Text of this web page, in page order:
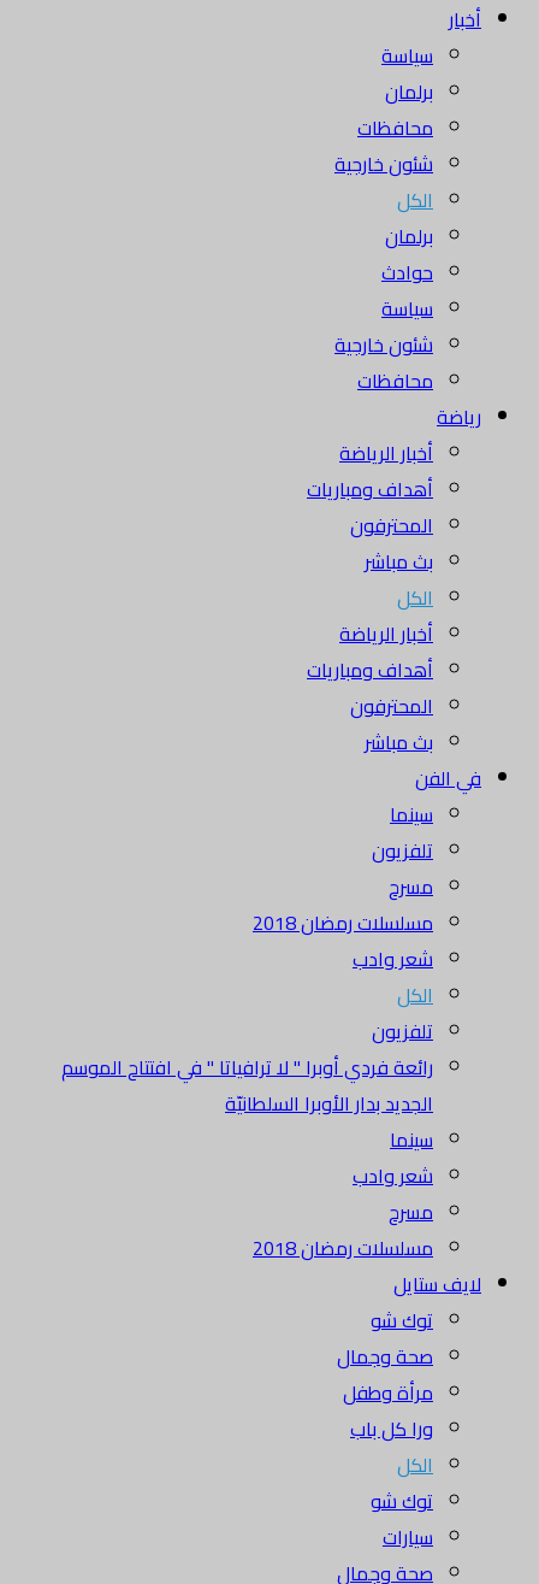
أخبار
سياسة
برلمان
محافظات
شئون خارجية
الكل
برلمان
حوادث
سياسة
شئون خارجية
محافظات
رياضة
أخبار الرياضة
أهداف ومباريات
المحترفون
بث مباشر
الكل
أخبار الرياضة
أهداف ومباريات
المحترفون
بث مباشر
في الفن
سينما
تلفزيون
مسرح
مسلسلات رمضان 2018
شعر وادب
الكل
تلفزيون
رائعة فردي أوبرا " لا ترافياتا " في افتتاح الموسم
الجديد بدار الأوبرا السلطانيّة
سينما
شعر وادب
مسرح
مسلسلات رمضان 2018
لايف ستايل
توك شو
صحة وجمال
مرأة وطفل
ورا كل باب
الكل
توك شو
سيارات
صحة وجمال